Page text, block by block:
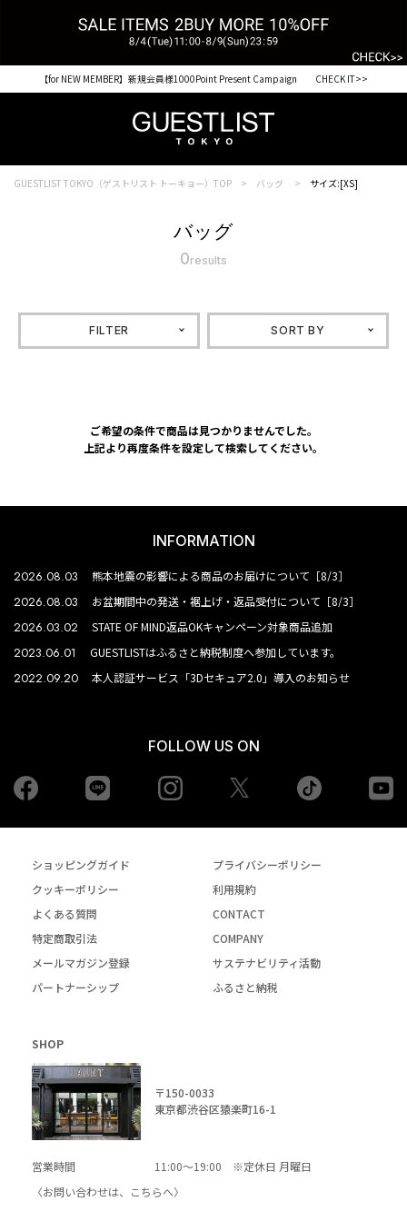
【for NEW MEMBER】新規会員様1000Point Present Campaign CHECK IT>>
GUESTLIST TOKYO（ゲストリスト トーキョー）TOP バッグ サイズ:[XS]
バッグ
0results
FILTER SORT BY
ご希望の条件で商品は見つかりませんでした。
上記より再度条件を設定して検索してください。
INFORMATION
2026.08.03 熊本地震の影響による商品のお届けについて［8/3］
2026.08.03 お盆期間中の発送・裾上げ・返品受付について［8/3］
2026.03.02 STATE OF MIND返品OKキャンペーン対象商品追加
2023.06.01 GUESTLISTはふるさと納税制度へ参加しています。
2022.09.20 本人認証サービス「3Dセキュア2.0」導入のお知らせ
FOLLOW US ON
Facebook Instagram tiktok
ショッピングガイド
プライバシーポリシー
クッキーポリシー
利用規約
よくある質問
CONTACT
特定商取引法
COMPANY
メールマガジン登録
サステナビリティ活動
パートナーシップ
ふるさと納税
SHOP
〒150-0033
東京都渋谷区猿楽町16-1
営業時間
11:00～19:00 ※定休日 月曜日
〈お問い合わせは、
こちらへ〉